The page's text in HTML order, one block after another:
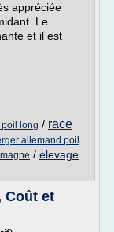
appréciée
Le
et il est
long / race
allemand poil
/ elevage
Coût et